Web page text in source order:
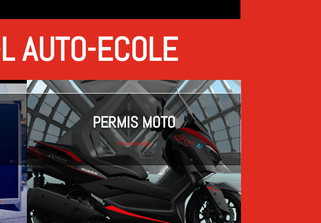
AUTO-ECOLE
PERMIS MOTO
en savoir plus